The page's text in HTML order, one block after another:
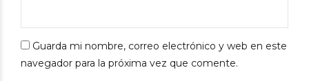
Guarda mi nombre, correo electrónico y web en este
navegador para la próxima vez que comente.